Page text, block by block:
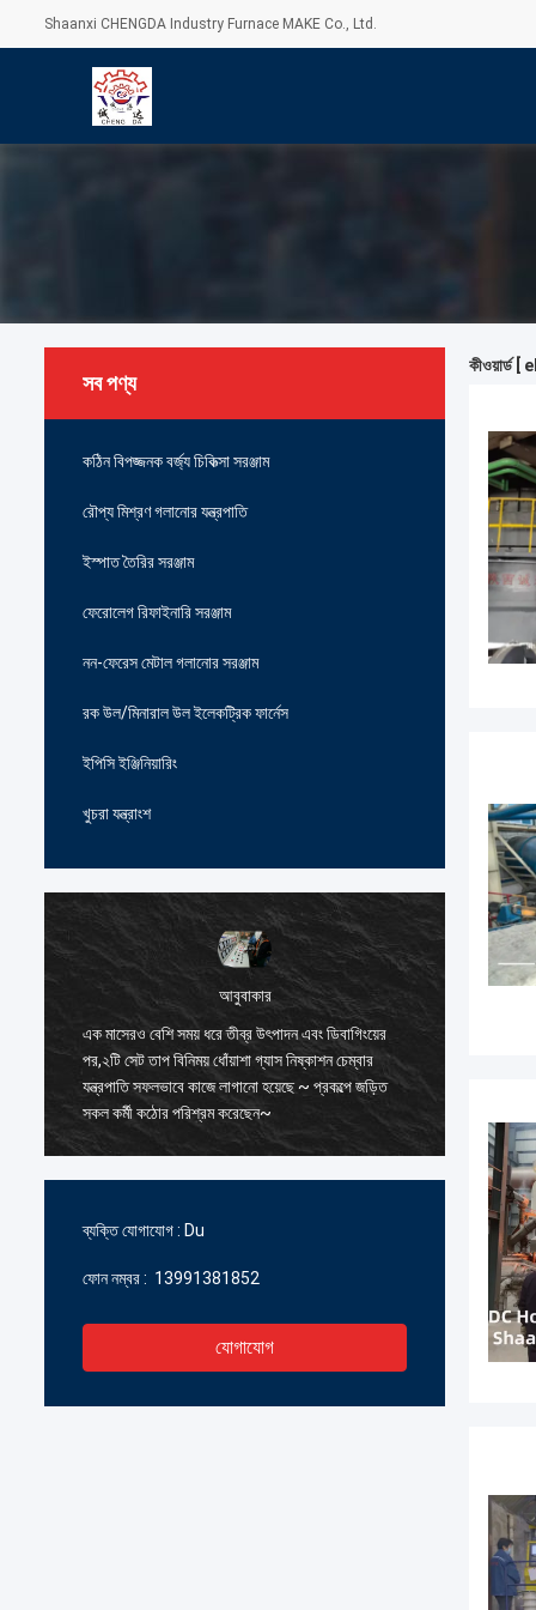
Shaanxi CHENGDA Industry Furnace MAKE Co., Ltd.
সব পণ্য
কঠিন বিপজ্জনক বর্জ্য চিকিত্সা সরঞ্জাম
রৌপ্য মিশ্রণ গলানোর যন্ত্রপাতি
ইস্পাত তৈরির সরঞ্জাম
ফেরোলেগ রিফাইনারি সরঞ্জাম
নন-ফেরেস মেটাল গলানোর সরঞ্জাম
রক উল/মিনারাল উল ইলেকট্রিক ফার্নেস
ইপিসি ইঞ্জিনিয়ারিং
খুচরা যন্ত্রাংশ
আবুবাকার
এক মাসেরও বেশি সময় ধরে তীব্র উৎপাদন এবং ডিবাগিংয়ের
পর,২টি সেট তাপ বিনিময় ধোঁয়াশা গ্যাস নিষ্কাশন চেম্বার
যন্ত্রপাতি সফলভাবে কাজে লাগানো হয়েছে ~ প্রকল্পে জড়িত
সকল কর্মী কঠোর পরিশ্রম করেছেন~
আশা
ব্যক্তি যোগাযোগ : Du
ফোন নম্বর : 13991381852
যোগাযোগ
কীওয়ার্ড